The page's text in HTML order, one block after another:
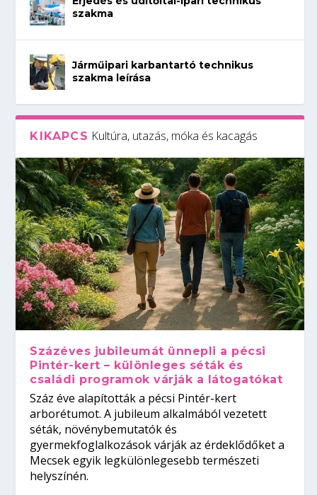
szakma
Járműipari karbantartó technikus
szakma leírása
KIKAPCS Kultúra, utazás, móka és kacagás
Százéves jubileumát ünnepli a pécsi
Pintér-kert – különleges séták és
családi programok várják a látogatókat
Száz éve alapították a pécsi Pintér-kert
arborétumot. A jubileum alkalmából vezetett
séták, növénybemutatók és
gyermekfoglalkozások várják az érdeklődőket a
Mecsek egyik legkülönlegesebb természeti
helyszínén.